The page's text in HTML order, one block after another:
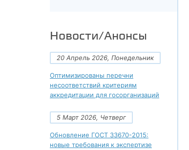
Новости/Анонсы
20 Апрель 2026, Понедельник
Оптимизированы перечни
несоответствий критериям
аккредитации для госорганизаций
5 Март 2026, Четверг
Обновление ГОСТ 33670-2015:
новые требования к экспертизе